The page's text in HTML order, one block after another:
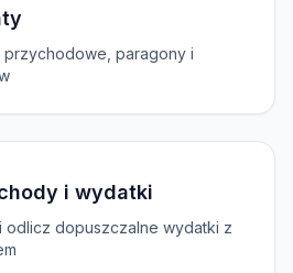
paragony i
i wydatki
odlicz dopuszczalne wydatki z